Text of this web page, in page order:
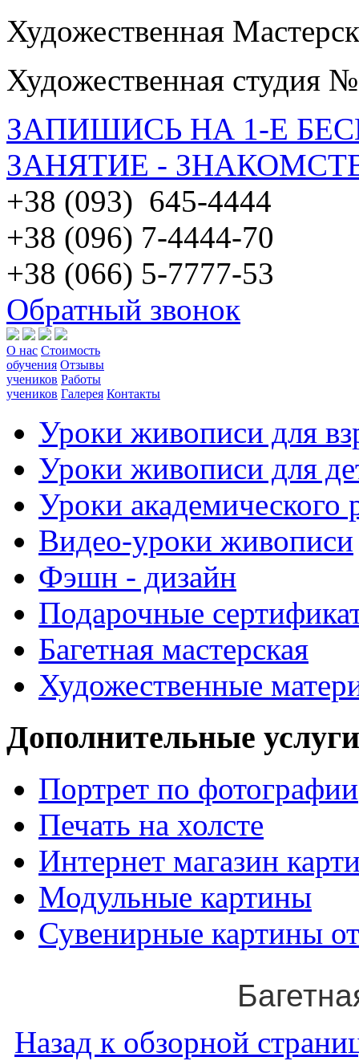
Художественная
Художественная студия
ЗАПИШИСЬ НА 1-Е
ЗАНЯТИЕ -
+38 (093) 645-4444
+38 (096) 7-4444-70
+38 (066) 5-7777-53
Обратный звонок
О нас Стоимость
обучения Отзывы
учеников Работы
учеников Галерея Контакты
Уроки живописи для
Уроки живописи для
Уроки академического
Видео-уроки живописи
Фэшн - дизайн
Подарочные
Багетная мастерская
Художественные
Дополнительные
Портрет по фотографии
Печать на холсте
Интернет магазин
Модульные картины
Сувенирные картины
Назад к обзорной